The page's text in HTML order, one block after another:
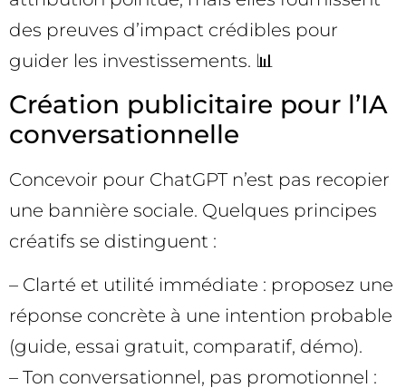
des preuves d’impact crédibles pour
guider les investissements. 📊
Création publicitaire pour l’IA
conversationnelle
Concevoir pour ChatGPT n’est pas recopier
une bannière sociale. Quelques principes
créatifs se distinguent :
– Clarté et utilité immédiate : proposez une
réponse concrète à une intention probable
(guide, essai gratuit, comparatif, démo).
– Ton conversationnel, pas promotionnel :